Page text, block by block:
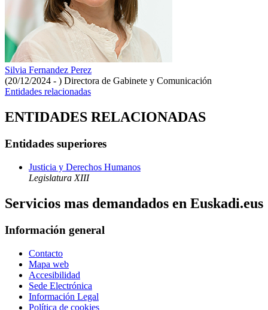
Silvia Fernandez Perez
(20/12/2024 - ) Directora de Gabinete y Comunicación
Entidades relacionadas
ENTIDADES RELACIONADAS
Entidades superiores
Justicia y Derechos Humanos
Legislatura XIII
Servicios mas demandados en Euskadi.eus
Información general
Contacto
Mapa web
Accesibilidad
Sede Electrónica
Información Legal
Política de cookies